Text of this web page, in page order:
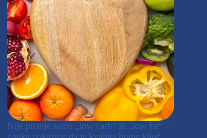
Nije pitanje samo „low carb“ ili „low fat“ –